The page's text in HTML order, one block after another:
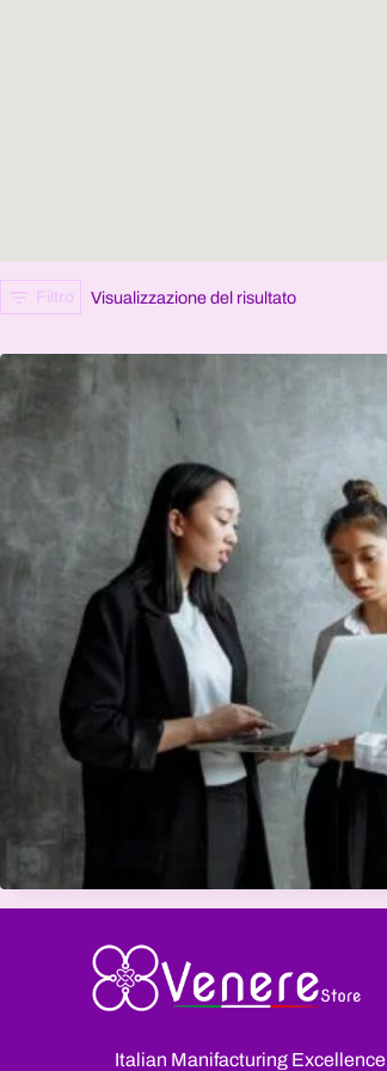
Filtro Visualizzazione del risultato
Italian Manifacturing Excellence